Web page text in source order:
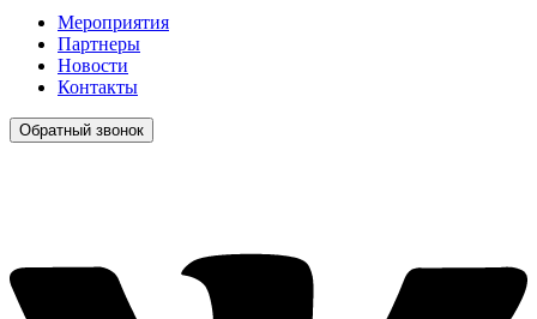
Мероприятия
Партнеры
Новости
Контакты
Обратный звонок